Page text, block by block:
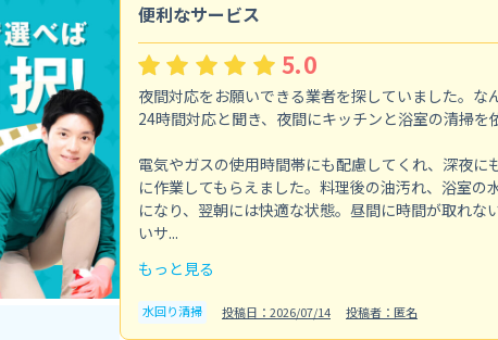
便利なサービス
5.0
夜間対応をお願いできる業者を探していました。な
24時間対応と聞き、夜間にキッチンと浴室の清掃を
電気やガスの使用時間帯にも配慮してくれ、深夜に
に作業してもらえました。料理後の油汚れ、浴室の
になり、翌朝には快適な状態。昼間に時間が取れな
いサ...
もっと見る
水回り清掃 投稿日：2026/07/14 投稿者：匿名